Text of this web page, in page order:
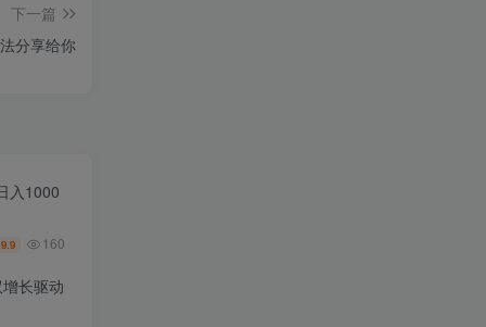
下一篇
分享给你
入1000
9.9 160
长驱动